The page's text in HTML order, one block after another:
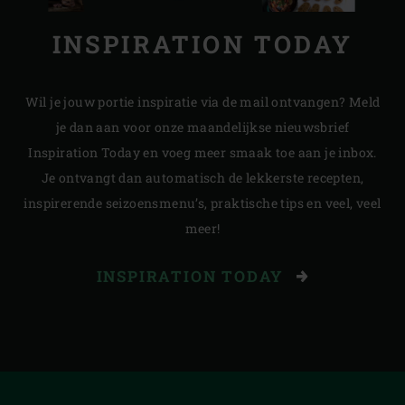
INSPIRATION TODAY
Wil je jouw portie inspiratie via de mail ontvangen? Meld
je dan aan voor onze maandelijkse nieuwsbrief
Inspiration Today en voeg meer smaak toe aan je inbox.
Je ontvangt dan automatisch de lekkerste recepten,
inspirerende seizoensmenu’s, praktische tips en veel, veel
meer!
INSPIRATION TODAY